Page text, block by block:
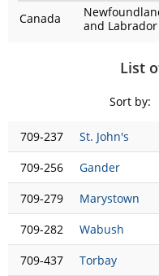
Canada
and Labrador
List
Sort by:
709-237
St. John's
709-256
Gander
709-279
Marystown
709-282
Wabush
709-437
Torbay